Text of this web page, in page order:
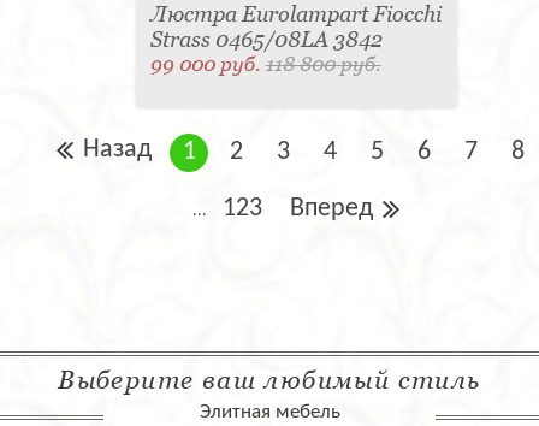
Люстра Eurolampart Fiocchi
Strass 0465/08LA 3842
99 000 руб.118 800 руб.
Назад 1 2 3 4 5 6 7 8
... 123 Вперед
Выберите ваш любимый стиль
Элитная мебель